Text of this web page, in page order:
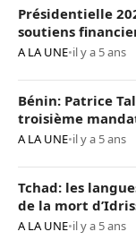
Présidentielle
soutiens
A LA UNE•il y a 5 ans
Bénin: Patrice
troisième
A LA UNE•il y a 5 ans
Tchad: les
de la mort
A LA UNE•il y a 5 ans